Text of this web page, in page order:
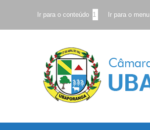
Ir para o conteúdo 1 Ir para o menu